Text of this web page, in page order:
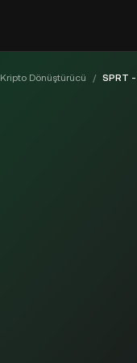
Kripto Dönüştürücü / SPRT -